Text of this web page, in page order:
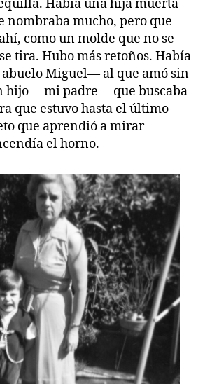
Había una hija muerta
nombraba mucho, pero que
como un molde que no se
tira. Hubo más retoños. Había
Miguel— al que amó sin
hijo —mi padre— que buscaba
que estuvo hasta el último
que aprendió a mirar
el horno.